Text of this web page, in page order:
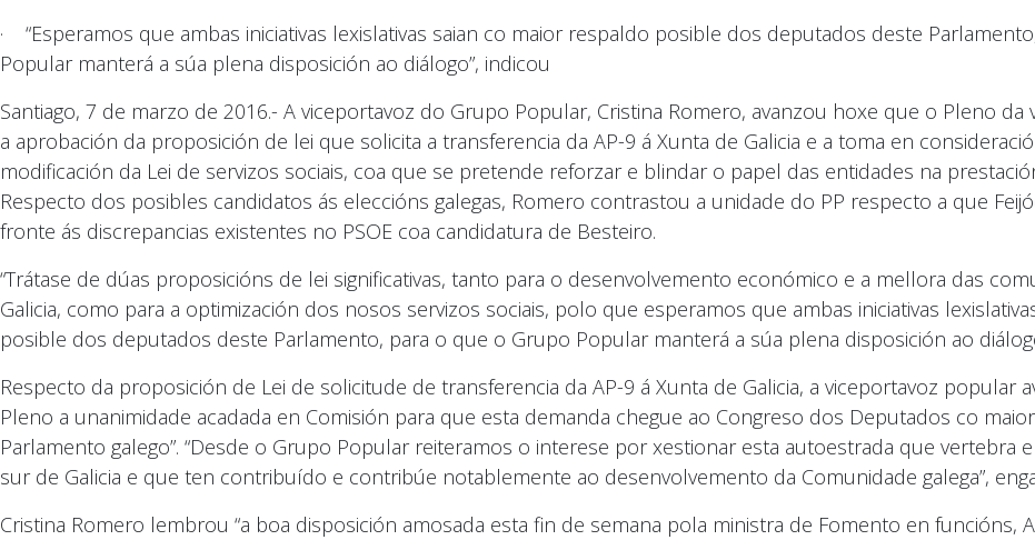
· “Esperamos que ambas iniciativas lexislativas saian co maior respaldo posible dos deputados deste
Popular manterá a súa plena disposición ao diálogo”, indicou
Santiago, 7 de marzo de 2016.- A viceportavoz do Grupo Popular, Cristina Romero, avanzou hoxe que o Pleno da
a aprobación da proposición de lei que solicita a transferencia da AP-9 á Xunta de Galicia e a toma en
modificación da Lei de servizos sociais, coa que se pretende reforzar e blindar o papel das entidades na
Respecto dos posibles candidatos ás eleccións galegas, Romero contrastou a unidade do PP respecto a que
fronte ás discrepancias existentes no PSOE coa candidatura de Besteiro.
“Trátase de dúas proposicións de lei significativas, tanto para o desenvolvemento económico e a mellora das
Galicia, como para a optimización dos nosos servizos sociais, polo que esperamos que ambas iniciativas
posible dos deputados deste Parlamento, para o que o Grupo Popular manterá a súa plena disposición ao
Respecto da proposición de Lei de solicitude de transferencia da AP-9 á Xunta de Galicia, a viceportavoz popular
Pleno a unanimidade acadada en Comisión para que esta demanda chegue ao Congreso dos Deputados co
Parlamento galego”. “Desde o Grupo Popular reiteramos o interese por xestionar esta autoestrada que vertebra
sur de Galicia e que ten contribuído e contribúe notablemente ao desenvolvemento da Comunidade galega”,
Cristina Romero lembrou “a boa disposición amosada esta fin de semana pola ministra de Fomento en funcións,